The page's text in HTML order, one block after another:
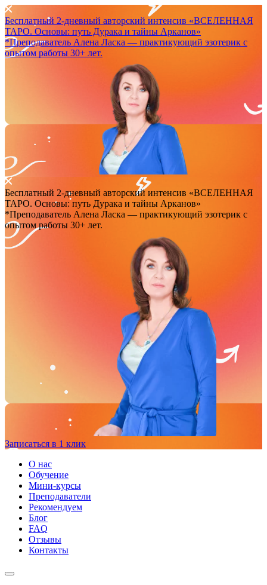
Бесплатный 2-дневный авторский интенсив «ВСЕЛЕННАЯ
ТАРО. Основы: путь Дурака и тайны Арканов»
*Преподаватель Аленa Ласка — практикующий эзотерик с
опытом работы 30+ лет.
Бесплатный 2-дневный авторский интенсив «ВСЕЛЕННАЯ
ТАРО. Основы: путь Дурака и тайны Арканов»
*Преподаватель Аленa Ласка — практикующий эзотерик с
опытом работы 30+ лет.
Записаться в 1 клик
О нас
Обучение
Мини-курсы
Преподаватели
Рекомендуем
Блог
FAQ
Отзывы
Контакты